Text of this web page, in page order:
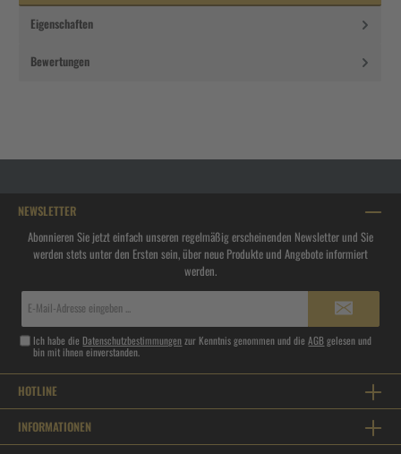
Eigenschaften
Bewertungen
NEWSLETTER
Abonnieren Sie jetzt einfach unseren regelmäßig erscheinenden Newsletter und Sie
werden stets unter den Ersten sein, über neue Produkte und Angebote informiert
werden.
Ich habe die Datenschutzbestimmungenzur Kenntnis genommen und dieAGBgelesen und
bin mit ihnen einverstanden.
HOTLINE
INFORMATIONEN